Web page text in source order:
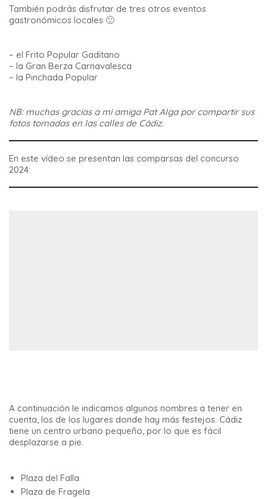
También podrás disfrutar de tres otros eventos
gastronómicos locales 🙂
– el Frito Popular Gaditano
– la Gran Berza Carnavalesca
– la Pinchada Popular
NB: muchas gracias a mi amiga Pat Alga por compartir sus
fotos tomadas en las calles de Cádiz.
En este vídeo se presentan las comparsas del concurso
2024:
A continuación le indicamos algunos nombres a tener en
cuenta, los de los lugares donde hay más festejos. Cádiz
tiene un centro urbano pequeño, por lo que es fácil
desplazarse a pie.
Plaza del Falla
Plaza de Fragela